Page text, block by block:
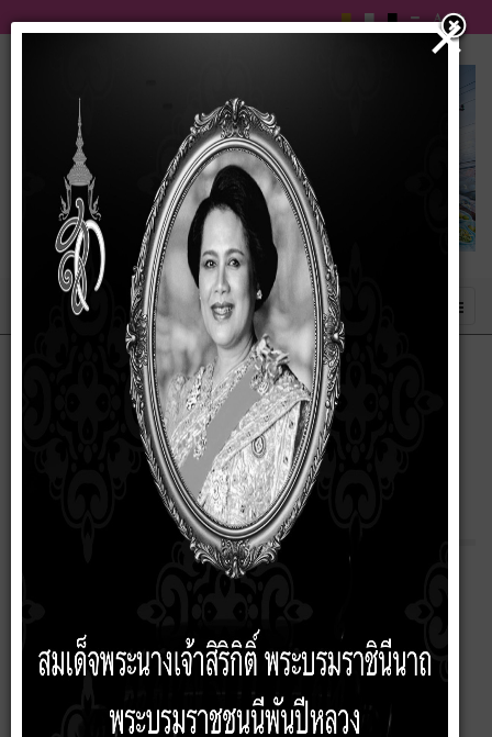
ลงนามถวายพระพร
เกี่ยวกับหน่วยงาน
สภาพและข้อมูลพื้นฐาน
ตราสัญลักษณ์
Social Network
×